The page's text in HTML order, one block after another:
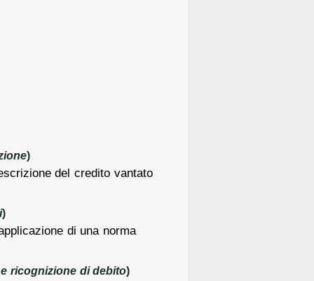
)
del credito vantato
)
di una norma
ricognizione di debito)